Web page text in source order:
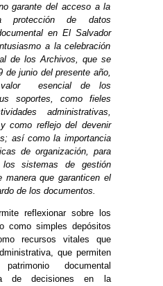
garante del acceso a la
protección de datos
en El Salvador
a la celebración
de los Archivos, que se
de junio del presente año,
valor esencial de los
soportes, como fieles
administrativas,
como reflejo del devenir
así como la importancia
de organización, para
los sistemas de gestión
manera que garanticen el
de los documentos.
reflexionar sobre los
como simples depósitos
recursos vitales que
que permiten
documental
de decisiones en la